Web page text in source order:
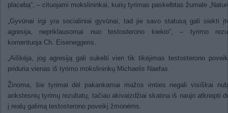
placebą“, – cituojami mokslininkai, kurių tyrimas paskelbtas žurnale
„Gyvūnai irgi yra socialiniai gyvūnai, tad jie savo statusą gali siekti
agresija, nepriklausomai nuo testosterono kiekio“, – tyrimo
komentuoja Ch. Eiseneggeris.
„Aiškėja, jog agresiją gali sukelti vien tik tikėjimas testosterono
priduria vienas iš tyrimo mokslininkų Michaelis Naefas.
Žinoma, šie tyrimai dėl pakankamai mažos imties negali visiškai
ankstesnių tyrimų rezultatų, tačiau akivaizdžiai skatina iš naujo atkreipti
į realų galimą testosterono poveikį žmonėms.